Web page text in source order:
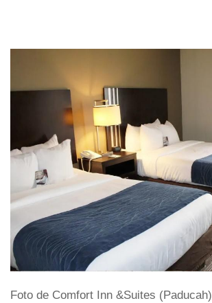
Foto de Comfort Inn &Suites (Paducah)